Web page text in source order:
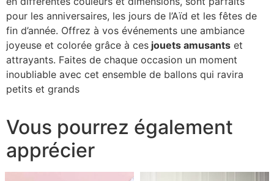
pour les anniversaires, les jours de l’Aïd et les fêtes de
fin d’année. Offrez à vos événements une ambiance
joyeuse et colorée grâce à ces jouets amusants et
attrayants. Faites de chaque occasion un moment
inoubliable avec cet ensemble de ballons qui ravira
petits et grands
Vous pourrez également
apprécier